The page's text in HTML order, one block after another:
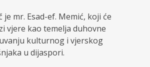
je mr. Esad-ef. Memić, koji će
vjere kao temelja duhovne
kulturnog i vjerskog
u dijaspori.